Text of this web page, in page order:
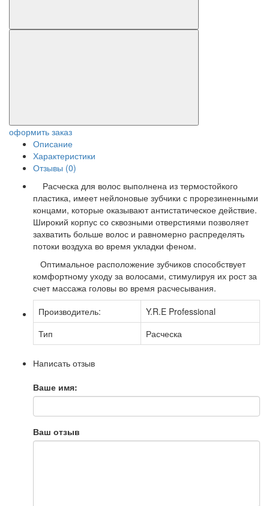
оформить заказ
Описание
Характеристики
Отзывы (0)
Расческа для волос выполнена из термостойкого
пластика, имеет нейлоновые зубчики с прорезиненными
концами, которые оказывают антистатическое действие.
Широкий корпус со сквозными отверстиями позволяет
захватить больше волос и равномерно распределять
потоки воздуха во время укладки феном.
Оптимальное расположение зубчиков способствует
комфортному уходу за волосами, стимулируя их рост за
счет массажа головы во время расчесывания.
Производитель:
Y.R.E Professional
Тип
Расческа
Написать отзыв
Ваше имя:
Ваш отзыв